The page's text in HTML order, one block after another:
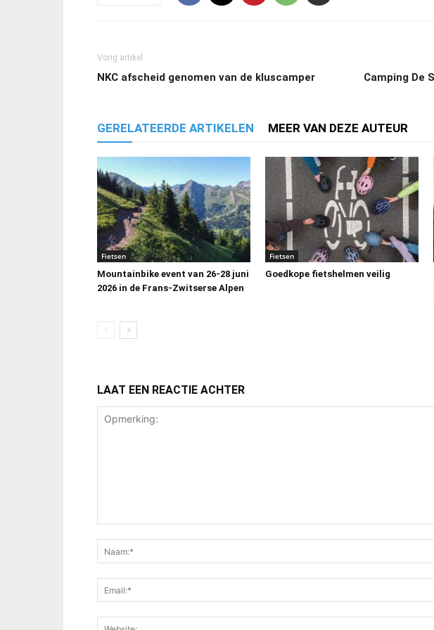
Vorig artikel
NKC afscheid genomen van de kluscamper Camping De
GERELATEERDE ARTIKELEN MEER VAN DEZE AUTEUR
Fietsen
Mountainbike event van 26-28 juni
2026 in de Frans-Zwitserse Alpen
Fietsen
Goedkope fietshelmen veilig
LAAT EEN REACTIE ACHTER